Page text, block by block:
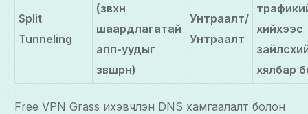
Split
Tunneling
(зөвхөн
шаардлагатай
апп-уудыг
зөвшөөрнө)
Унтраалт/
Унтраалт
хийхээс
хялбар
Free VPN Grass ихэвчлэн DNS хамгаалалт болон